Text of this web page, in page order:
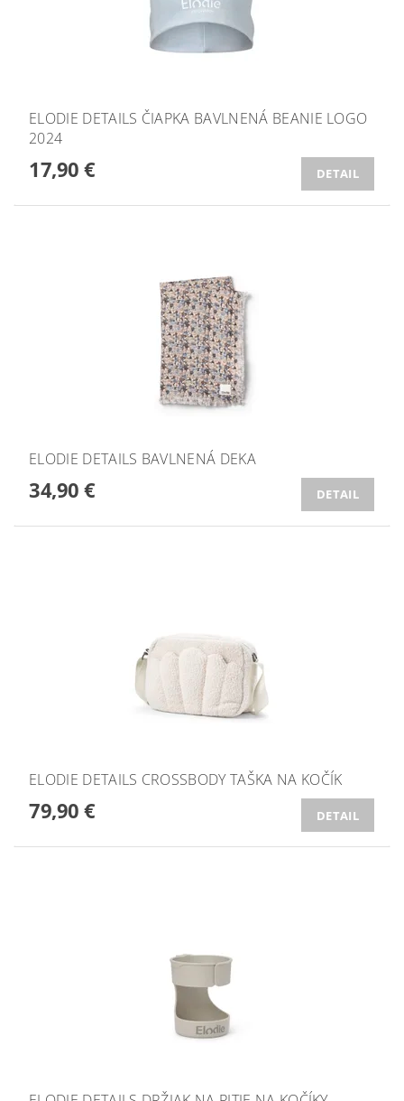
ELODIE DETAILS ČIAPKA BAVLNENÁ BEANIE LOGO
2024
17,90 € DETAIL
ELODIE DETAILS BAVLNENÁ DEKA
34,90 € DETAIL
ELODIE DETAILS CROSSBODY TAŠKA NA KOČÍK
79,90 € DETAIL